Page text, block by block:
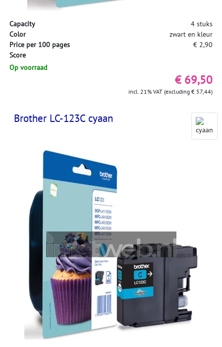
Capacity
4 stuks
Color
zwart en kleur
Price per 100 pages
€ 2,90
Score
Op voorraad
€ 69,50
incl. 21% VAT (excluding € 57,44)
Brother LC-123C cyaan